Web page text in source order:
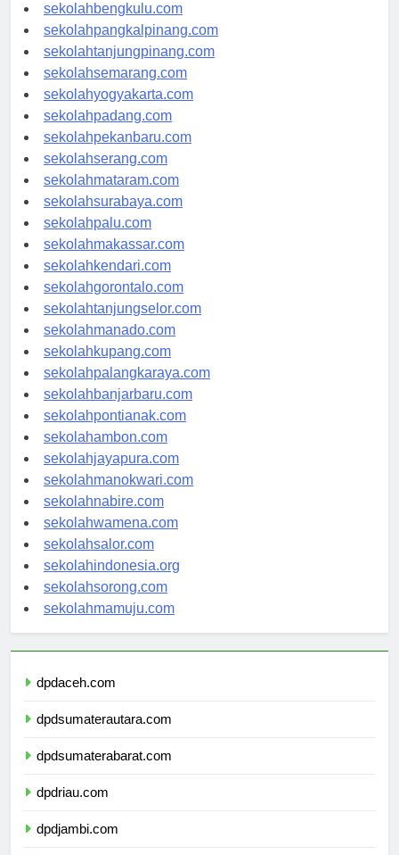
sekolahbengkulu.com
sekolahpangkalpinang.com
sekolahtanjungpinang.com
sekolahsemarang.com
sekolahyogyakarta.com
sekolahpadang.com
sekolahpekanbaru.com
sekolahserang.com
sekolahmataram.com
sekolahsurabaya.com
sekolahpalu.com
sekolahmakassar.com
sekolahkendari.com
sekolahgorontalo.com
sekolahtanjungselor.com
sekolahmanado.com
sekolahkupang.com
sekolahpalangkaraya.com
sekolahbanjarbaru.com
sekolahpontianak.com
sekolahambon.com
sekolahjayapura.com
sekolahmanokwari.com
sekolahnabire.com
sekolahwamena.com
sekolahsalor.com
sekolahindonesia.org
sekolahsorong.com
sekolahmamuju.com
dpdaceh.com
dpdsumaterautara.com
dpdsumaterabarat.com
dpdriau.com
dpdjambi.com